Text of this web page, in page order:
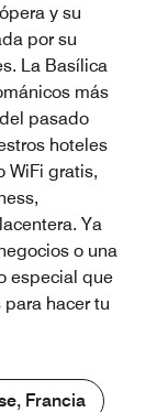
y su
por su
La Basílica
más
pasado
hoteles
WiFi gratis,
Ya
o una
especial que
hacer tu
Francia